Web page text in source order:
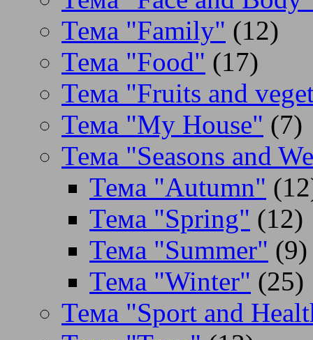
Тема "Family" (12)
Тема "Food" (17)
Тема "Fruits and
Тема "My House" (7)
Тема "Seasons and
Тема "Autumn"
Тема "Spring" (12)
Тема "Summer" (9)
Тема "Winter" (25)
Тема "Sport and